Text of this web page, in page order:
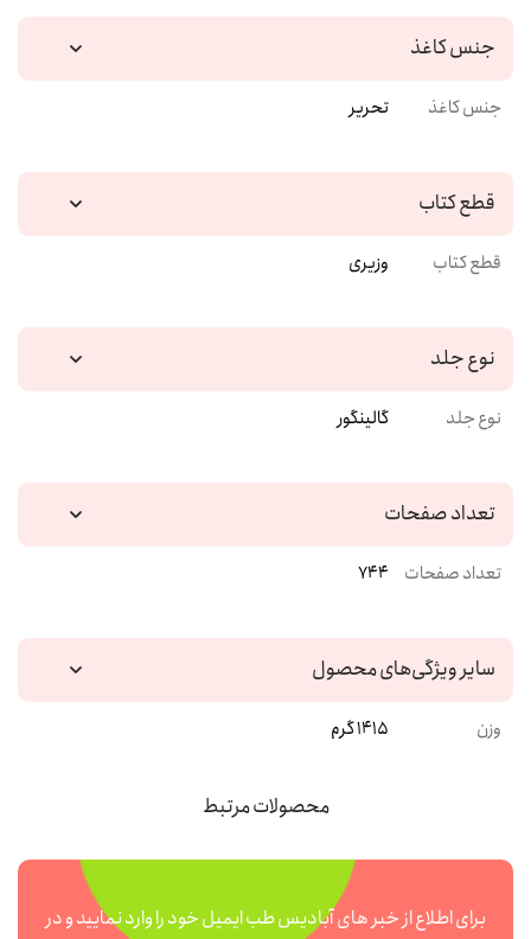
جنس کاغذ
جنس کاغذ تحریر
قطع کتاب
قطع کتاب وزیری
نوع جلد
نوع جلد گالینگور
تعداد صفحات
تعداد صفحات 744
سایر ویژگی‌های محصول
وزن 1415 گرم
محصولات مرتبط
برای اطلاع از خبر های آبادیس طب ایمیل خود را وارد نمایید و در